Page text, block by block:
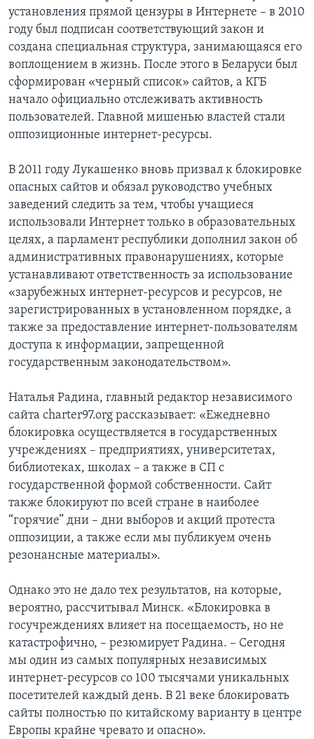
установления прямой цензуры в Интернете – в 2010
году был подписан соответствующий закон и
создана специальная структура, занимающаяся его
воплощением в жизнь. После этого в Беларуси был
сформирован «черный список» сайтов, а КГБ
начало официально отслеживать активность
пользователей. Главной мишенью властей стали
оппозиционные интернет-ресурсы.
В 2011 году Лукашенко вновь призвал к блокировке
опасных сайтов и обязал руководство учебных
заведений следить за тем, чтобы учащиеся
использовали Интернет только в образовательных
целях, а парламент республики дополнил закон об
административных правонарушениях, которые
устанавливают ответственность за использование
«зарубежных интернет-ресурсов и ресурсов, не
зарегистрированных в установленном порядке, а
также за предоставление интернет-пользователям
доступа к информации, запрещенной
государственным законодательством».
Наталья Радина, главный редактор независимого
сайта charter97.org рассказывает: «Ежедневно
блокировка осуществляется в государственных
учреждениях – предприятиях, университетах,
библиотеках, школах – а также в СП с
государственной формой собственности. Сайт
также блокируют по всей стране в наиболее
“горячие” дни – дни выборов и акций протеста
оппозиции, а также если мы публикуем очень
резонансные материалы».
Однако это не дало тех результатов, на которые,
вероятно, рассчитывал Минск. «Блокировка в
госучреждениях влияет на посещаемость, но не
катастрофично, – резюмирует Радина. – Сегодня
мы один из самых популярных независимых
интернет-ресурсов со 100 тысячами уникальных
посетителей каждый день. В 21 веке блокировать
сайты полностью по китайскому варианту в центре
Европы крайне чревато и опасно».